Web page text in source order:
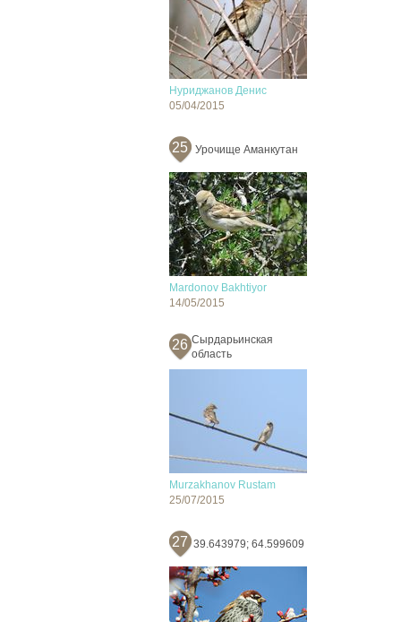
Нуриджанов Денис
05/04/2015
25 Урочище Аманкутан
Mardonov Bakhtiyor
14/05/2015
26 Сырдарьинская
область
Murzakhanov Rustam
25/07/2015
27 39.643979; 64.599609